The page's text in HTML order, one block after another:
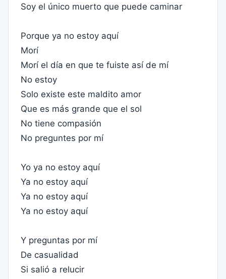
Soy el único muerto que puede caminar
Porque ya no estoy aquí
Morí
Morí el día en que te fuiste así de mí
No estoy
Solo existe este maldito amor
Que es más grande que el sol
No tiene compasión
No preguntes por mí
Yo ya no estoy aquí
Ya no estoy aquí
Ya no estoy aquí
Ya no estoy aquí
Y preguntas por mí
De casualidad
Si salió a relucir